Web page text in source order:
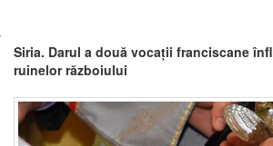
Siria. Darul a două vocații franciscane
ruinelor războiului